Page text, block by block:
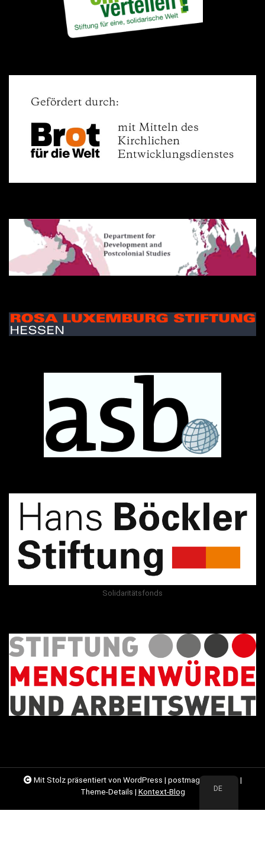
Solidaritätsfonds
Mit Stolz präsentiert von WordPress | postmagthemes.de|
Theme-Details | Kontext-Blog DE